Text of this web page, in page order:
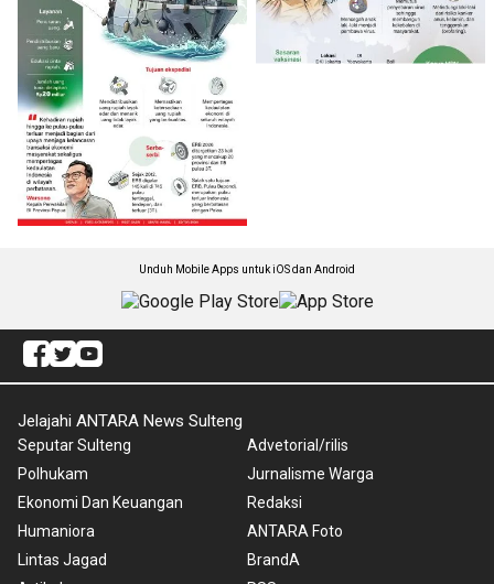
Unduh Mobile Apps untuk iOS dan Android
Jelajahi ANTARA News Sulteng
Seputar Sulteng
Polhukam
Ekonomi Dan Keuangan
Humaniora
Lintas Jagad
Advetorial/rilis
Jurnalisme Warga
Redaksi
ANTARA Foto
BrandA